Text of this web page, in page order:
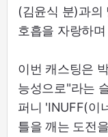
(김윤식 분)과의
호흡을 자랑하
이번 캐스팅은
능성으로"라는
퍼니 'INUFF(이
틀을 깨는 도전